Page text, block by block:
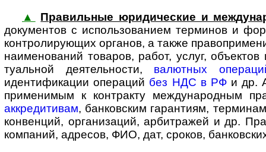
▲
Правильные юридические и
доку­мен­тов с исполь­зо­ва­нием терминов и
конт­ро­ли­ру­ю­щих органов, а также
наименований товаров, работ, услуг,
туальной деятель­ности, валютных
идентификации операций без НДС в РФи др.
применимым к контракту между­на­род­ным
аккредитивам, банковским гарантиям,
конвенций, организаций, арбитражей и др.
компаний, адресов, ФИО, дат, сроков,